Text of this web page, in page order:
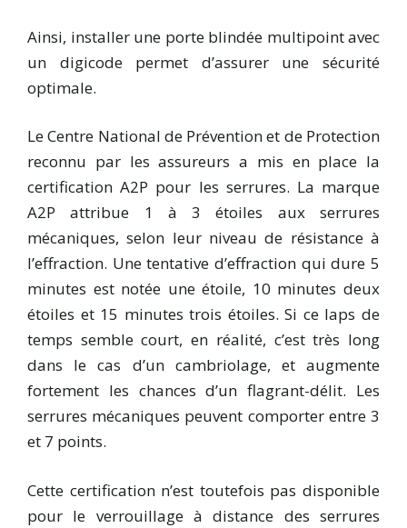
Ainsi, installer une porte blindée multipoint avec
un digicode permet d’assurer une sécurité
optimale.
Le Centre National de Prévention et de Protection
reconnu par les assureurs a mis en place la
certification A2P pour les serrures. La marque
A2P attribue 1 à 3 étoiles aux serrures
mécaniques, selon leur niveau de résistance à
l’effraction. Une tentative d’effraction qui dure 5
minutes est notée une étoile, 10 minutes deux
étoiles et 15 minutes trois étoiles. Si ce laps de
temps semble court, en réalité, c’est très long
dans le cas d’un cambriolage, et augmente
fortement les chances d’un flagrant-délit. Les
serrures mécaniques peuvent comporter entre 3
et 7 points.
Cette certification n’est toutefois pas disponible
pour le verrouillage à distance des serrures